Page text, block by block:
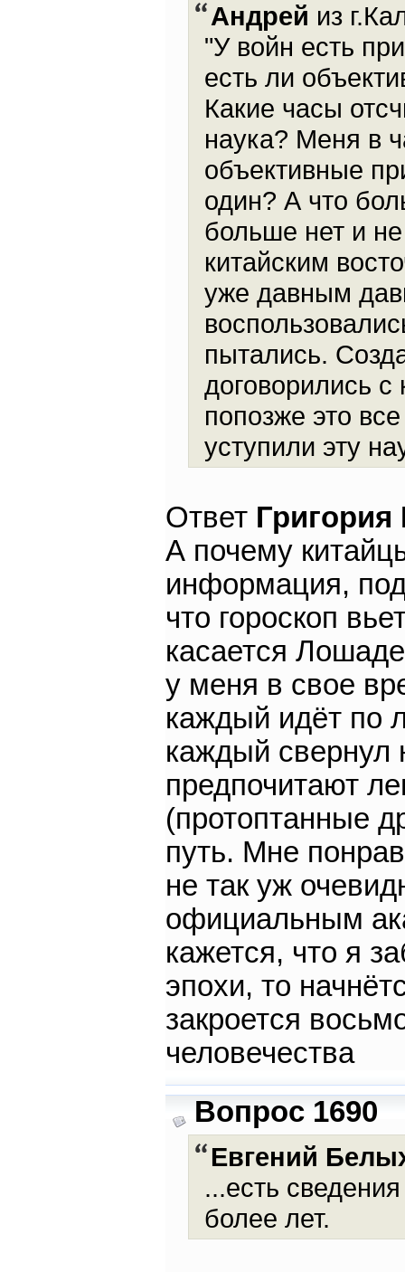
Андрей из
"У войн есть
есть ли
Какие часы
наука? Меня в
объективные
один? А что
больше нет и
китайским
уже давным
пытались.
договорились
попозже это
уступили эту
Ответ
А почему
информация,
что гороскоп
касается
у меня в свое
каждый идёт по
каждый свернул
предпочитают
(протоптанные
путь. Мне
не так уж
официальным
кажется, что я
эпохи, то
закроется
человечества
Вопрос 1690
Евгений
...есть
более лет.